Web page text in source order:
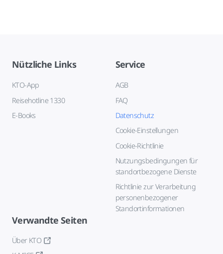
Nützliche Links
KTO-App
Reisehotline 1330
E-Books
Service
AGB
FAQ
Datenschutz
Cookie-Einstellungen
Cookie-Richtlinie
Nutzungsbedingungen für
standortbezogene Dienste
Richtlinie zur Verarbeitung
personenbezogener
Standortinformationen
Verwandte Seiten
Über KTO